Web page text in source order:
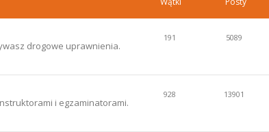
drogowe uprawnienia.
191 5089
i egzaminatorami.
928 13901